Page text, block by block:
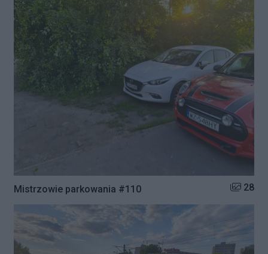
Mistrzowie parkowania #110 Liczba
28